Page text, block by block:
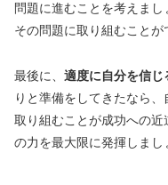
問題に進むことを考えま
その問題に取り組むことが
最後に、 適度に自分を信じ
りと準備をしてきたなら
取り組むことが成功への
の力を最大限に発揮しまし